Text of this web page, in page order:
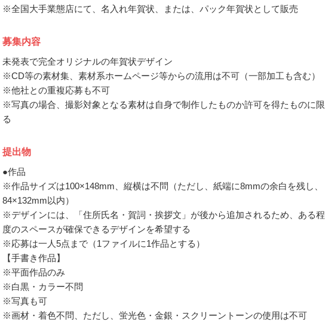
※全国大手業態店にて、名入れ年賀状、または、パック年賀状として販売
募集内容
未発表で完全オリジナルの年賀状デザイン
※CD等の素材集、素材系ホームページ等からの流用は不可（一部加工も含む）
※他社との重複応募も不可
※写真の場合、撮影対象となる素材は自身で制作したものか許可を得たものに限
る
提出物
●作品
※作品サイズは100×148mm、縦横は不問（ただし、紙端に8mmの余白を残し、
84×132mm以内）
※デザインには、「住所氏名・賀詞・挨拶文」が後から追加されるため、ある程
度のスペースが確保できるデザインを希望する
※応募は一人5点まで（1ファイルに1作品とする）
【手書き作品】
※平面作品のみ
※白黒・カラー不問
※写真も可
※画材・着色不問、ただし、蛍光色・金銀・スクリーントーンの使用は不可